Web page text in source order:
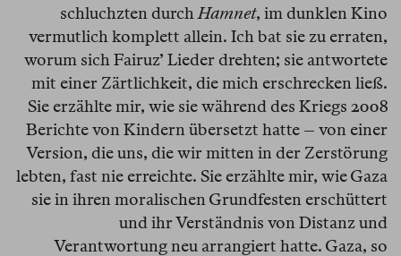
schluchzten durch Hamnet, im dunklen Kino
vermutlich komplett allein. Ich bat sie zu erraten,
worum sich Fairuz’ Lieder drehten; sie antwortete
mit einer Zärtlichkeit, die mich erschrecken ließ.
Sie erzählte mir, wie sie während des Kriegs 2008
Berichte von Kindern übersetzt hatte – von einer
Version, die uns, die wir mitten in der Zerstörung
lebten, fast nie erreichte. Sie erzählte mir, wie Gaza
sie in ihren moralischen Grundfesten erschüttert
und ihr Verständnis von Distanz und
Verantwortung neu arrangiert hatte. Gaza, so